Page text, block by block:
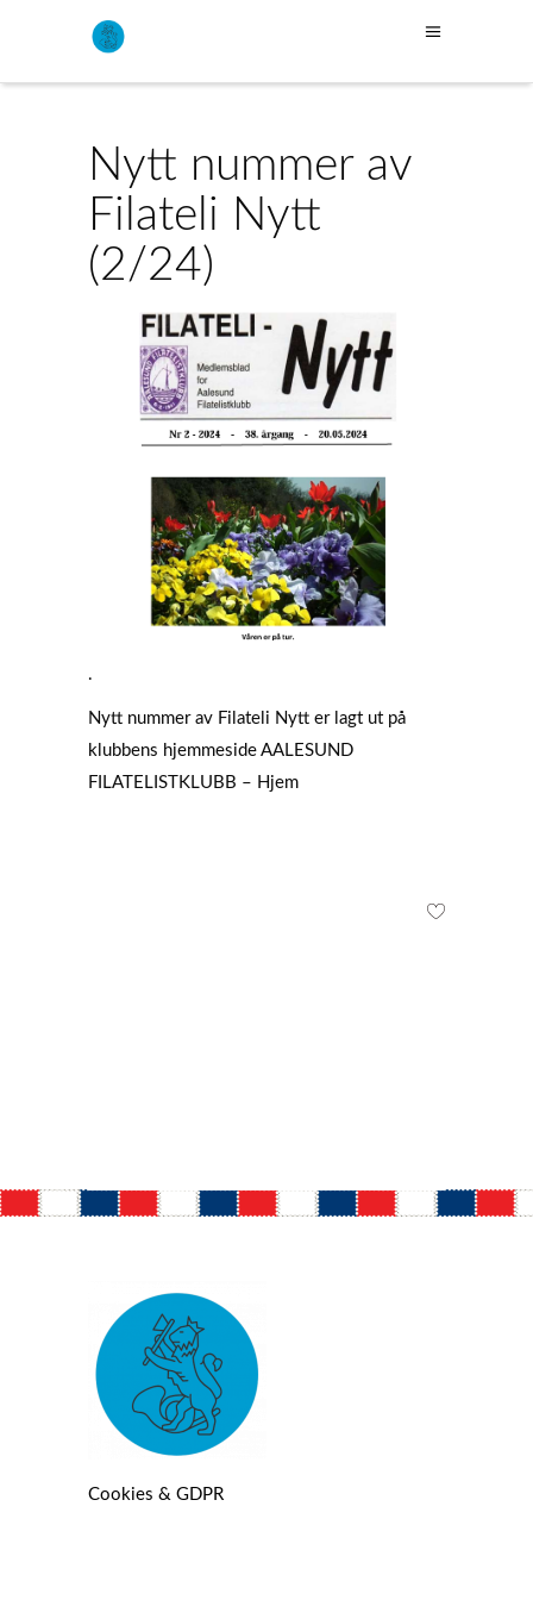
Nytt nummer av
Filateli Nytt
(2/24)
.
Nytt nummer av Filateli Nytt er lagt ut på
klubbens hjemmeside AALESUND
FILATELISTKLUBB – Hjem
Cookies & GDPR